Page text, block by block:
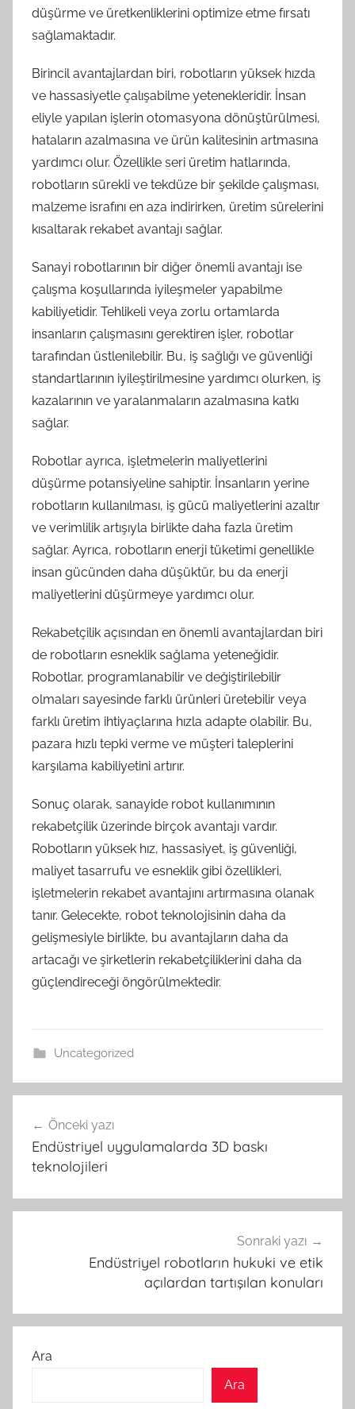
düşürme ve üretkenliklerini optimize etme fırsatı
sağlamaktadır.
Birincil avantajlardan biri, robotların yüksek hızda
ve hassasiyetle çalışabilme yetenekleridir. İnsan
eliyle yapılan işlerin otomasyona dönüştürülmesi,
hataların azalmasına ve ürün kalitesinin artmasına
yardımcı olur. Özellikle seri üretim hatlarında,
robotların sürekli ve tekdüze bir şekilde çalışması,
malzeme israfını en aza indirirken, üretim sürelerini
kısaltarak rekabet avantajı sağlar.
Sanayi robotlarının bir diğer önemli avantajı ise
çalışma koşullarında iyileşmeler yapabilme
kabiliyetidir. Tehlikeli veya zorlu ortamlarda
insanların çalışmasını gerektiren işler, robotlar
tarafından üstlenilebilir. Bu, iş sağlığı ve güvenliği
standartlarının iyileştirilmesine yardımcı olurken, iş
kazalarının ve yaralanmaların azalmasına katkı
sağlar.
Robotlar ayrıca, işletmelerin maliyetlerini
düşürme potansiyeline sahiptir. İnsanların yerine
robotların kullanılması, iş gücü maliyetlerini azaltır
ve verimlilik artışıyla birlikte daha fazla üretim
sağlar. Ayrıca, robotların enerji tüketimi genellikle
insan gücünden daha düşüktür, bu da enerji
maliyetlerini düşürmeye yardımcı olur.
Rekabetçilik açısından en önemli avantajlardan biri
de robotların esneklik sağlama yeteneğidir.
Robotlar, programlanabilir ve değiştirilebilir
olmaları sayesinde farklı ürünleri üretebilir veya
farklı üretim ihtiyaçlarına hızla adapte olabilir. Bu,
pazara hızlı tepki verme ve müşteri taleplerini
karşılama kabiliyetini artırır.
Sonuç olarak, sanayide robot kullanımının
rekabetçilik üzerinde birçok avantajı vardır.
Robotların yüksek hız, hassasiyet, iş güvenliği,
maliyet tasarrufu ve esneklik gibi özellikleri,
işletmelerin rekabet avantajını artırmasına olanak
tanır. Gelecekte, robot teknolojisinin daha da
gelişmesiyle birlikte, bu avantajların daha da
artacağı ve şirketlerin rekabetçiliklerini daha da
güçlendireceği öngörülmektedir.
Uncategorized
gezinmesi
Önceki yazı
Endüstriyel uygulamalarda 3D baskı
teknolojileri
Sonraki yazı
Endüstriyel robotların hukuki ve etik
açılardan tartışılan konuları
Ara
Ara